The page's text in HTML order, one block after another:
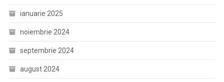
ianuarie 2025
noiembrie 2024
septembrie 2024
august 2024